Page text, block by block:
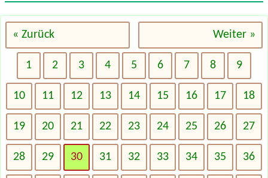
« Zurück Weiter »
1 2 3 4 5 6 7 8 9
10 11 12 13 14 15 16 17 18
19 20 21 22 23 24 25 26 27
28 29 30 31 32 33 34 35 36